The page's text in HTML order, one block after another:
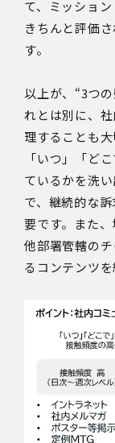
て、ミッショ
きちんと評価
す。
以上が、“3つ
れとは別に、
理することも大
「いつ」「ど
ているかを洗
で、継続的な
要です。また
他部署管轄の
るコンテンツを